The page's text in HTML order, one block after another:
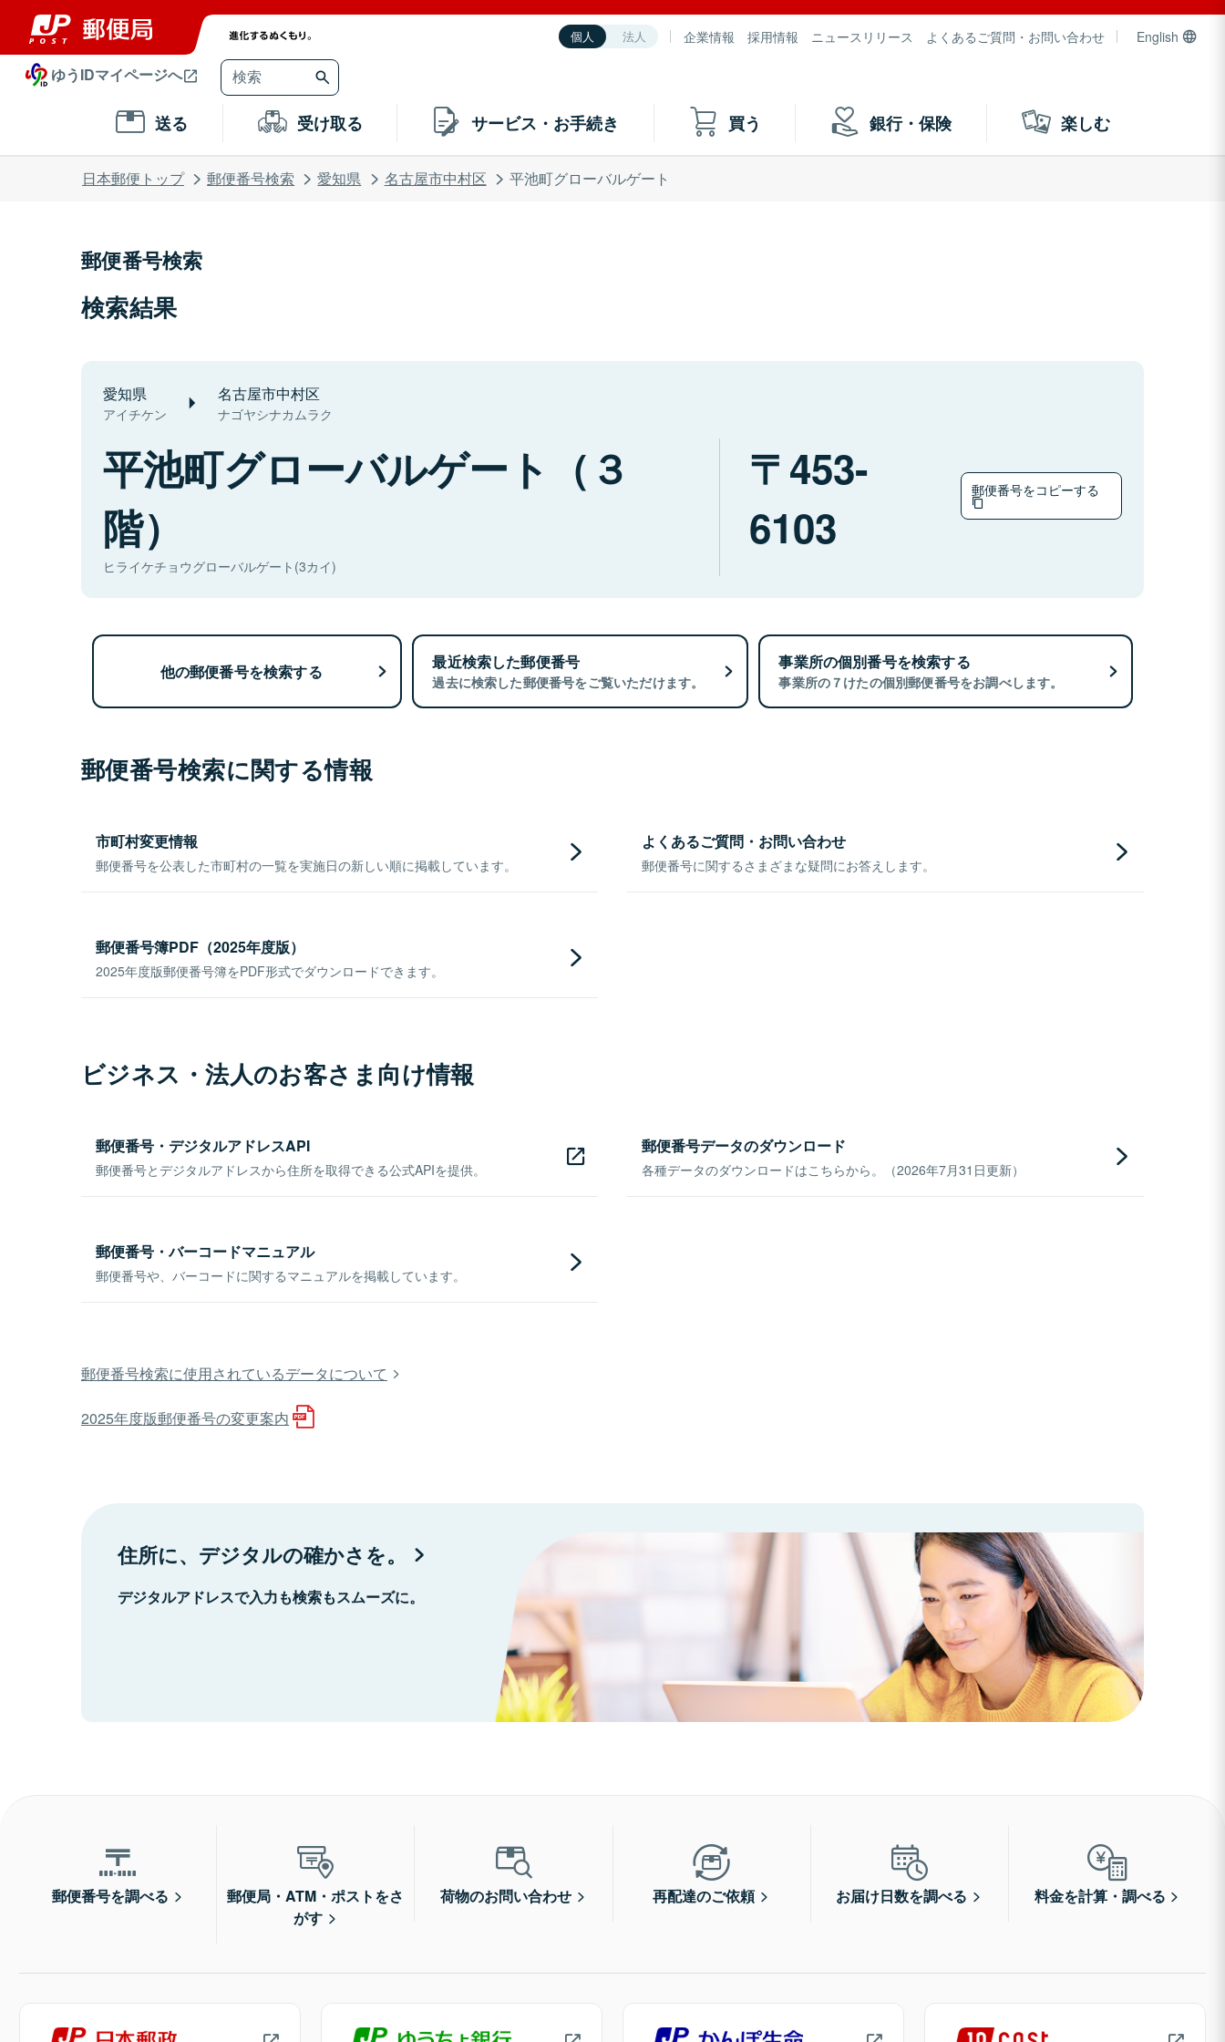
個人 法人 企業情報 採用情報 ニュースリリース よくあるご質問・お問い合わせ English
ゆうIDマイページへ
送る 受け取る サービス・お手続き 買う 銀行・保険 楽しむ
日本郵便トップ 郵便番号検索 愛知県 名古屋市中村区 平池町グローバルゲート
郵便番号検索
検索結果
愛知県
アイチケン
名古屋市中村区
ナゴヤシナカムラク
平池町グローバルゲート（３
階）
ヒライケチョウグローバルゲート(3カイ)
453-
6103
郵便番号をコピーする
他の郵便番号を検索する 最近検索した郵便番号
過去に検索した郵便番号をご覧いただけます。
事業所の個別番号を検索する
事業所の７けたの個別郵便番号をお調べします。
郵便番号検索に関する情報
市町村変更情報
郵便番号を公表した市町村の一覧を実施日の新しい順に掲載しています。
よくあるご質問・お問い合わせ
郵便番号に関するさまざまな疑問にお答えします。
郵便番号簿PDF（2025年度版）
2025年度版郵便番号簿をPDF形式でダウンロードできます。
ビジネス・法人のお客さま向け情報
郵便番号・デジタルアドレスAPI
郵便番号とデジタルアドレスから住所を取得できる公式APIを提供。
郵便番号データのダウンロード
各種データのダウンロードはこちらから。（2026年7月31日更新）
郵便番号・バーコードマニュアル
郵便番号や、バーコードに関するマニュアルを掲載しています。
郵便番号検索に使用されているデータについて
2025年度版郵便番号の変更案内
住所に、デジタルの確かさを。
デジタルアドレスで入力も検索もスムーズに。
郵便番号を調べる
郵便局・ATM・ポストをさ
がす
荷物のお問い合わせ 再配達のご依頼 お届け日数を調べる 料金を計算・調べる